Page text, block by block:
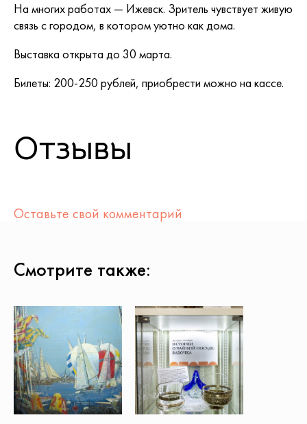
На многих работах — Ижевск. Зритель чувствует живую
связь с городом, в котором уютно как дома.
Выставка открыта до 30 марта.
Билеты: 200-250 рублей, приобрести можно на кассе.
Отзывы
Оставьте свой комментарий
Смотрите также: